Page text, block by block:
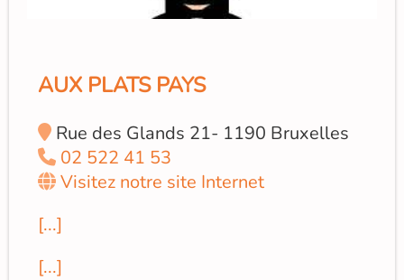
AUX PLATS PAYS
Rue des Glands 21- 1190 Bruxelles
02 522 41 53
Visitez notre site Internet
[...]
[...]